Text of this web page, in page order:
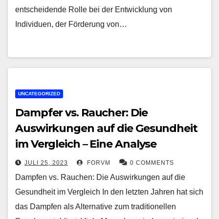
entscheidende Rolle bei der Entwicklung von
Individuen, der Förderung von…
UNCATEGORIZED
Dampfer vs. Raucher: Die
Auswirkungen auf die Gesundheit
im Vergleich – Eine Analyse
JULI 25, 2023 FORVM 0 COMMENTS
Dampfen vs. Rauchen: Die Auswirkungen auf die
Gesundheit im Vergleich In den letzten Jahren hat sich
das Dampfen als Alternative zum traditionellen